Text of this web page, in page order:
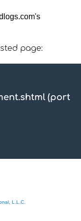
page:
(port
L.L.C.